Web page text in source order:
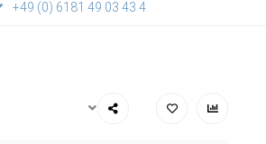
+49 (0) 6181 49 03 43 4